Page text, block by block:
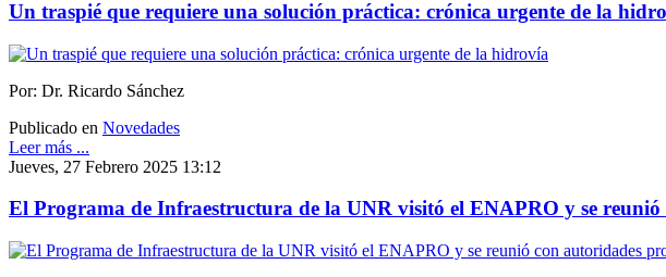
Un traspié que requiere una solución práctica: crónica urgente de la
Por: Dr. Ricardo Sánchez
Publicado en Novedades
Leer más ...
Jueves, 27 Febrero 2025 13:12
El Programa de Infraestructura de la UNR visitó el ENAPRO y se